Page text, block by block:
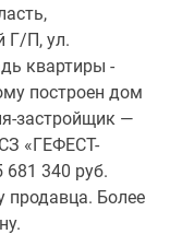
Г/П, ул.
квартиры -
построен дом
застройщик —
«ГЕФЕСТ-
340 руб.
продавца. Более